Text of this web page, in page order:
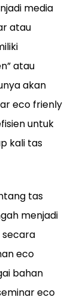
media
atau
atau
akan
eco frienly
untuk
kali tas
tas
menjadi
secara
eco
bahan
eco